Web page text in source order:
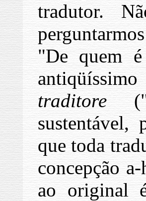
tradutor.
"De quem
traditore
sustentável,
que toda
concepção
ao original